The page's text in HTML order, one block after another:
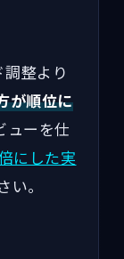
整より
が順位に
ューを仕
にした実
。